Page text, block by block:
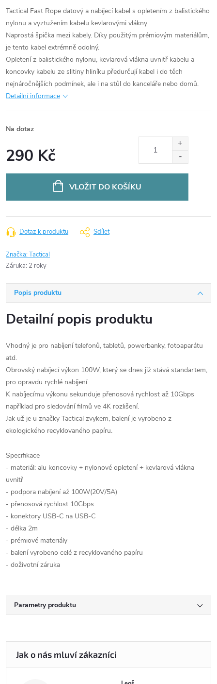
Tactical Fast Rope datový a nabíjecí kabel s opletením z balistického
nylonu a vyztužením kabelu kevlarovými vlákny.
Naprostá špička mezi kabely. Díky použitým prémiovým materiálům,
je tento kabel extrémně odolný.
Opletení z balistického nylonu, kevlarová vlákna uvnitř kabelu a
koncovky kabelu ze slitiny hliníku předurčují kabel i do těch
nejnáročnějších podmínek, ale i na stůl do kanceláře nebo domů.
Detailní informace
Na dotaz
290 Kč
VLOŽIT DO KOŠÍKU
Dotaz k produktu Sdílet
Značka:Tactical
Záruka: 2 roky
Popis produktu
Detailní popis produktu
Vhodný je pro nabíjení telefonů, tabletů, powerbanky, fotoaparátu
atd.
Obrovský nabíjecí výkon 100W, který se dnes již stává standartem,
pro opravdu rychlé nabíjení.
K nabíjecímu výkonu sekunduje přenosová rychlost až 10Gbps
například pro sledování filmů ve 4K rozlišení.
Jak už je u značky Tactical zvykem, balení je vyrobeno z
ekologického recyklovaného papíru.
Specifikace
- materiál: alu koncovky + nylonové opletení + kevlarová vlákna
uvnitř
- podpora nabíjení až 100W(20V/5A)
- přenosová rychlost 10Gbps
- konektory USB-C na USB-C
- délka 2m
- prémiové materiály
- balení vyrobeno celé z recyklovaného papíru
- doživotní záruka
Parametry produktu